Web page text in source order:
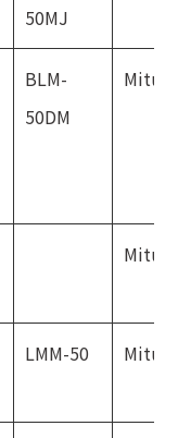
50MJ
BLM-
50DM
LMM-50